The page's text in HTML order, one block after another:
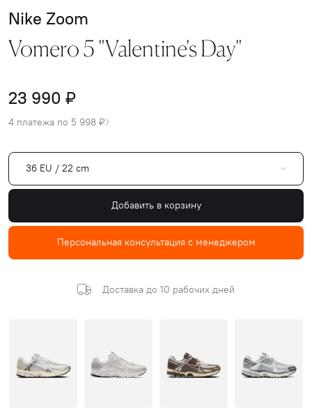
Nike Zoom
Vomero 5 "Valentine's Day"
23 990 ₽
4 платежа по 5 998 ₽
36 EU / 22 cm
Добавить в корзину
Персональная консультация с менеджером
Доставка до 10 рабочих дней